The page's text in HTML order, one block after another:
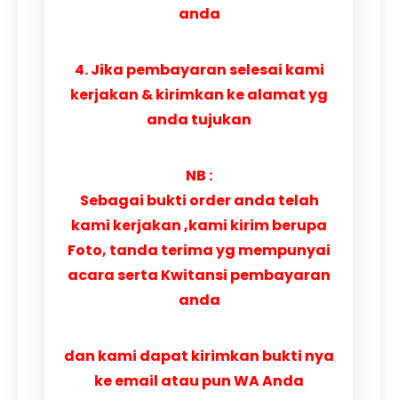
anda
4. Jika pembayaran selesai kami
kerjakan & kirimkan ke alamat yg
anda tujukan
NB :
Sebagai bukti order anda telah
kami kerjakan ,kami kirim berupa
Foto, tanda terima yg mempunyai
acara serta Kwitansi pembayaran
anda
dan kami dapat kirimkan bukti nya
ke email atau pun WA Anda